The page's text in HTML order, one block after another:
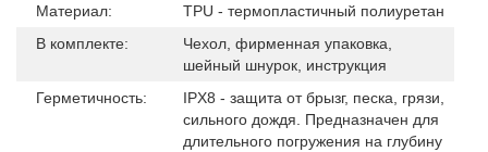
Материал:
TPU - термопластичный полиуретан
В комплекте:
Чехол, фирменная упаковка,
шейный шнурок, инструкция
Герметичность:
IPX8 - защита от брызг, песка, грязи,
сильного дождя. Предназначен для
длительного погружения на глубину